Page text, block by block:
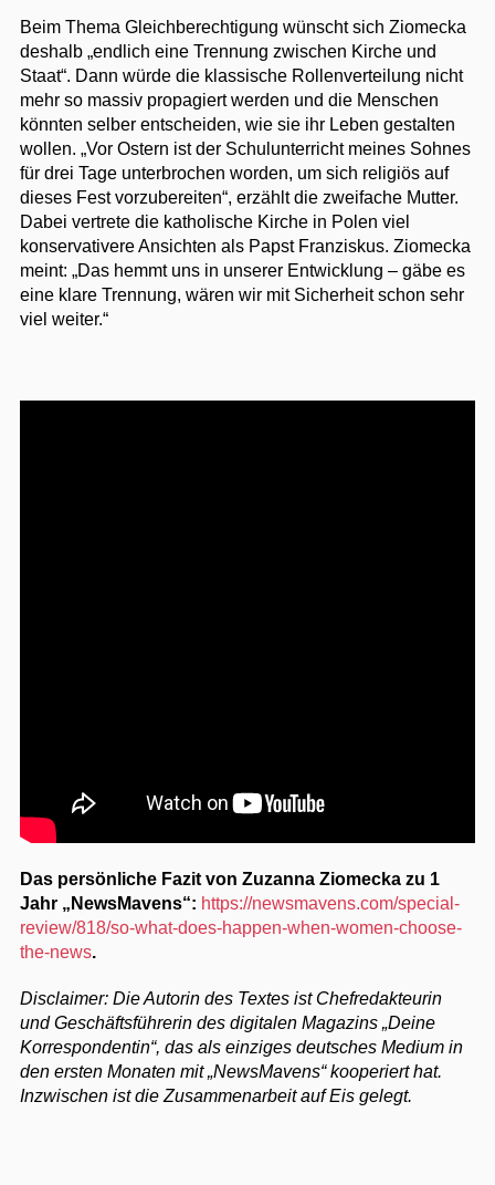
Beim Thema Gleichberechtigung wünscht sich Ziomecka
deshalb „endlich eine Trennung zwischen Kirche und
Staat“. Dann würde die klassische Rollenverteilung nicht
mehr so massiv propagiert werden und die Menschen
könnten selber entscheiden, wie sie ihr Leben gestalten
wollen. „Vor Ostern ist der Schulunterricht meines Sohnes
für drei Tage unterbrochen worden, um sich religiös auf
dieses Fest vorzubereiten“, erzählt die zweifache Mutter.
Dabei vertrete die katholische Kirche in Polen viel
konservativere Ansichten als Papst Franziskus. Ziomecka
meint: „Das hemmt uns in unserer Entwicklung – gäbe es
eine klare Trennung, wären wir mit Sicherheit schon sehr
viel weiter.“
Das persönliche Fazit von Zuzanna Ziomecka zu 1
Jahr „NewsMavens“: https://newsmavens.com/special-
review/818/so-what-does-happen-when-women-choose-
the-news.
Disclaimer: Die Autorin des Textes ist Chefredakteurin
und Geschäftsführerin des digitalen Magazins „Deine
Korrespondentin“, das als einziges deutsches Medium in
den ersten Monaten mit „NewsMavens“ kooperiert hat.
Inzwischen ist die Zusammenarbeit auf Eis gelegt.